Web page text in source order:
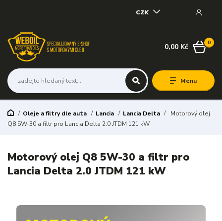
Menu
CZK
0
0,00 Kč
Oleje a filtry dle auta Lancia Lancia Delta
Motorový olej
Q8 5W-30 a filtr pro Lancia Delta 2.0 JTDM 121 kW
Motorový olej Q8 5W-30 a filtr pro
Lancia Delta 2.0 JTDM 121 kW